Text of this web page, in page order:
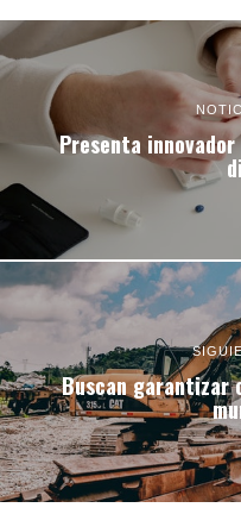
Presenta
Buscan garantizar